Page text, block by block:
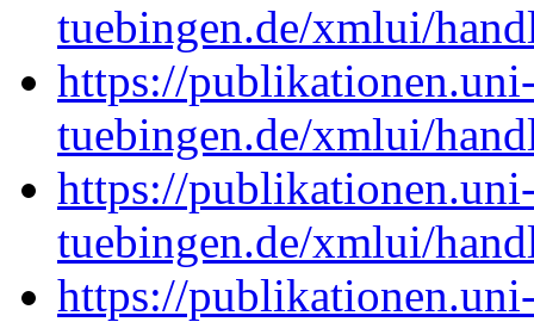
tuebingen.de/xmlui/
https://
tuebingen.de/xmlui/
https://
tuebingen.de/xmlui/
https://